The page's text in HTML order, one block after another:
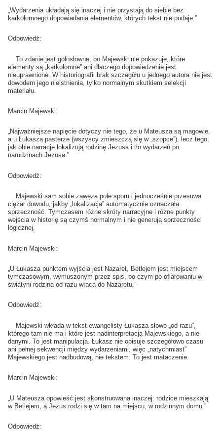
„Wydarzenia układają się inaczej i nie przystają do siebie bez
karkołomnego dopowiadania elementów, których tekst nie podaje.”
Odpowiedź:
To zdanie jest gołosłowne, bo Majewski nie pokazuje, które
elementy są „karkołomne” ani dlaczego dopowiedzenie jest
nieuprawnione. W historiografii brak szczegółu u jednego autora nie jest
dowodem jego nieistnienia, tylko normalnym skutkiem selekcji
materiału.
Marcin Majewski:
„Najważniejsze napięcie dotyczy nie tego, że u Mateusza są magowie,
a u Łukasza pasterze (wszyscy zmieszczą się w „szopce”), lecz tego,
jak obie narracje lokalizują rodzinę Jezusa i tło wydarzeń po
narodzinach Jezusa.”
Odpowiedź:
Majewski sam sobie zawęża pole sporu i jednocześnie przesuwa
ciężar dowodu, jakby „lokalizacja” automatycznie oznaczała
sprzeczność. Tymczasem różne skróty narracyjne i różne punkty
wejścia w historię są czymś normalnym i nie generują sprzeczności
logicznej.
Marcin Majewski:
„U Łukasza punktem wyjścia jest Nazaret, Betlejem jest miejscem
tymczasowym, wymuszonym przez spis, po czym po ofiarowaniu w
świątyni rodzina od razu wraca do Nazaretu.”
Odpowiedź:
Majewski wkłada w tekst ewangelisty Łukasza słowo „od razu”,
którego tam nie ma i które jest nadinterpretacją Majewskiego, a nie
danymi. To jest manipulacja. Łukasz nie opisuje szczegółowo czasu
ani pełnej sekwencji między wydarzeniami, więc „natychmiast”
Majewskiego jest nadbudową, nie tekstem. To jest mataczenie.
Marcin Majewski:
„U Mateusza opowieść jest skonstruowana inaczej: rodzice mieszkają
w Betlejem, a Jezus rodzi się w tam na miejscu, w rodzinnym domu.”
Odpowiedź: